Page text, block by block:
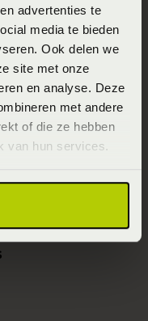
advertenties te
media te bieden
Ook delen we
site met onze
en analyse. Deze
met andere
of die ze hebben
van hun services.